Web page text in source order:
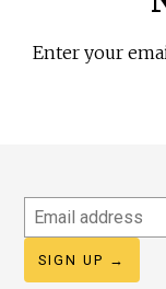
Enter your
Email
address